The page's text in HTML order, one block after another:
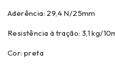
Aderência: 29,4 N/25mm
Resistência à tração: 3,1 kg/
Cor: preta